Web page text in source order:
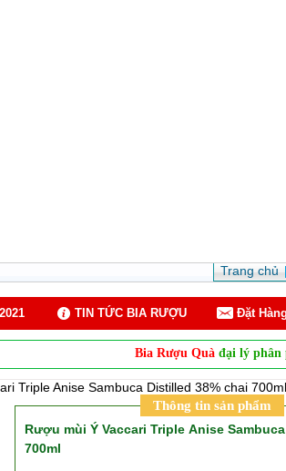
Trang chủ
TIN TỨC BIA RƯỢU Ðặt Hàng
Bia Rượu Quà đại lý phân phối các
Triple Anise Sambuca Distilled 38% chai 700ml
Thông tin sản phẩm
Rượu mùi Ý Vaccari Triple Anise
700ml